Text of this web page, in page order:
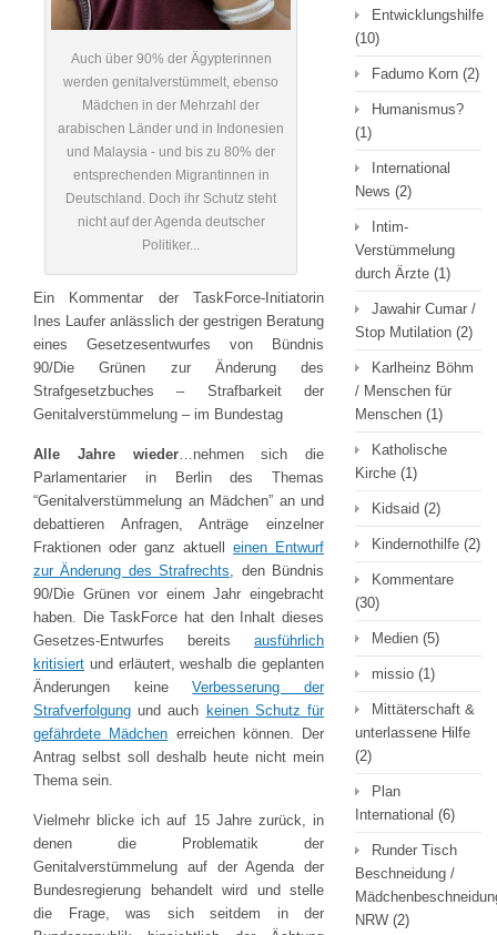
Auch über 90% der Ägypterinnen
werden genitalverstümmelt, ebenso
Mädchen in der Mehrzahl der
arabischen Länder und in Indonesien
und Malaysia - und bis zu 80% der
entsprechenden Migrantinnen in
Deutschland. Doch ihr Schutz steht
nicht auf der Agenda deutscher
Politiker...
Ein Kommentar der TaskForce-Initiatorin
Ines Laufer anlässlich der gestrigen Beratung
eines Gesetzesentwurfes von Bündnis
90/Die Grünen zur Änderung des
Strafgesetzbuches – Strafbarkeit der
Genitalverstümmelung – im Bundestag
Alle Jahre wieder…nehmen sich die
Parlamentarier in Berlin des Themas
“Genitalverstümmelung an Mädchen” an und
debattieren Anfragen, Anträge einzelner
Fraktionen oder ganz aktuell einen Entwurf
zur Änderung des Strafrechts, den Bündnis
90/Die Grünen vor einem Jahr eingebracht
haben. Die TaskForce hat den Inhalt dieses
Gesetzes-Entwurfes bereits ausführlich
kritisiert und erläutert, weshalb die geplanten
Änderungen keineVerbesserung der
Strafverfolgung und auch keinen Schutz für
gefährdete Mädchen erreichen können. Der
Antrag selbst soll deshalb heute nicht mein
Thema sein.
Vielmehr blicke ich auf 15 Jahre zurück, in
denen die Problematik der
Genitalverstümmelung auf der Agenda der
Bundesregierung behandelt wird und stelle
die Frage, was sich seitdem in der
Entwicklungshilfe
(10)
Fadumo Korn (2)
Humanismus?
(1)
International
News (2)
Intim-
Verstümmelung
durch Ärzte (1)
Jawahir Cumar /
Stop Mutilation (2)
Karlheinz Böhm
/ Menschen für
Menschen (1)
Katholische
Kirche (1)
Kidsaid (2)
Kindernothilfe (2)
Kommentare
(30)
Medien (5)
missio (1)
Mittäterschaft &
unterlassene Hilfe
(2)
Plan
International (6)
Runder Tisch
Beschneidung /
NRW (2)